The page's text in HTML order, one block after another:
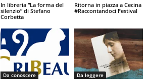
In libreria “La forma del
silenzio” di Stefano
Corbetta
Ritorna in piazza a Cecina
#Raccontandoci Festival
Da conoscere Da leggere